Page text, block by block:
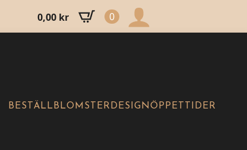
0,00 kr 0
BESTÄLL BLOMSTERDESIGNÖPPETTIDER